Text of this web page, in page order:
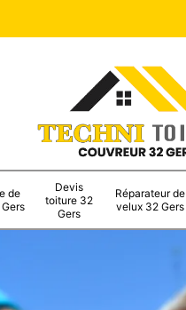
de
Devis
toiture 32
Gers
Réparateur de
velux 32 Gers